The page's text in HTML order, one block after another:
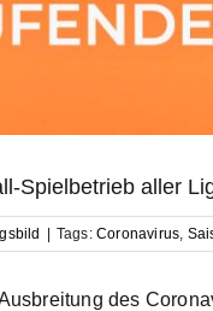
Spielbetrieb aller
Tags:Coronavirus,
des